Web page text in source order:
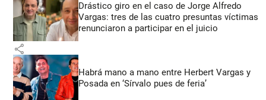
Drástico giro en el caso de Jorge Alfredo
Vargas: tres de las cuatro presuntas víctimas
renunciaron a participar en el juicio
share
Habrá mano a mano entre Herbert Vargas y
Posada en ‘Sírvalo pues de feria’